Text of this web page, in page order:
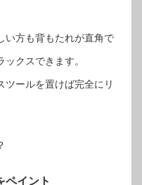
い方も背もたれが直角で
クスできます。
ツールを置けば完全にリ
ペイント